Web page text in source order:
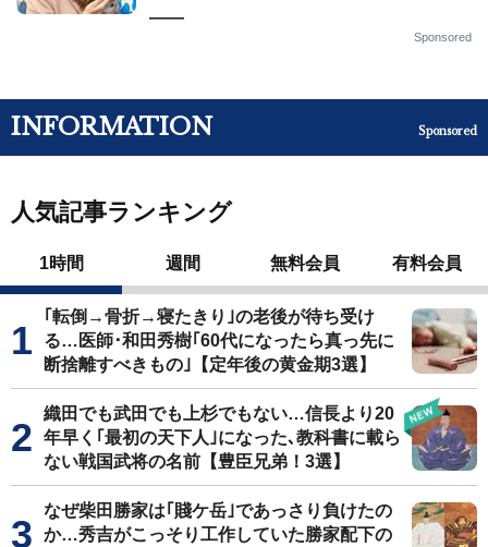
——
Sponsored
INFORMATION Sponsored
人気記事ランキング
1時間 週間 無料会員 有料会員
｢転倒→骨折→寝たきり｣の老後が待ち受け
る…医師･和田秀樹｢60代になったら真っ先に
断捨離すべきもの｣【定年後の黄金期3選】
織田でも武田でも上杉でもない…信長より20
年早く｢最初の天下人｣になった､教科書に載ら
ない戦国武将の名前【豊臣兄弟！3選】
なぜ柴田勝家は｢賤ケ岳｣であっさり負けたの
か…秀吉がこっそり工作していた勝家配下の